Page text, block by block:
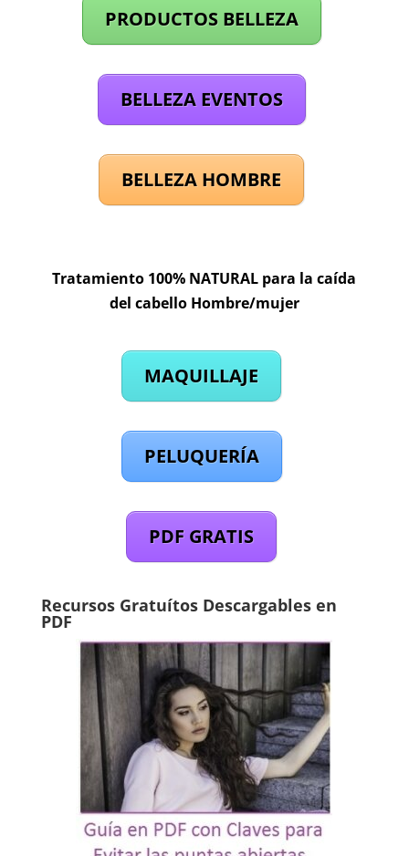
PRODUCTOS BELLEZA
BELLEZA EVENTOS
BELLEZA HOMBRE
Tratamiento 100% NATURAL para la caída
del cabello Hombre/mujer
MAQUILLAJE
PELUQUERÍA
PDF GRATIS
Recursos Gratuítos Descargables en
PDF